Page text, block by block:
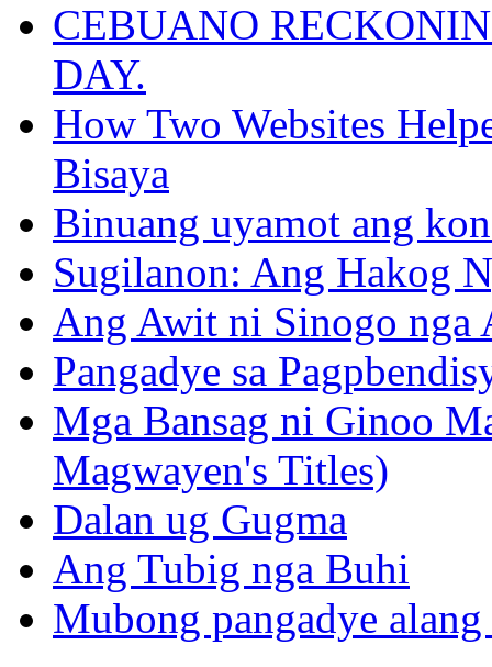
CEBUANO
DAY.
How Two Websites
Bisaya
Binuang uyamot ang
Sugilanon: Ang Hakog
Ang Awit ni Sinogo nga
Pangadye sa
Mga Bansag ni Ginoo
Magwayen's Titles)
Dalan ug Gugma
Ang Tubig nga Buhi
Mubong pangadye